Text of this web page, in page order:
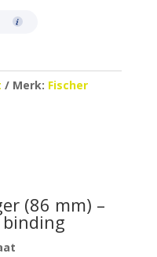
Merk: Fischer
(86 mm) –
binding